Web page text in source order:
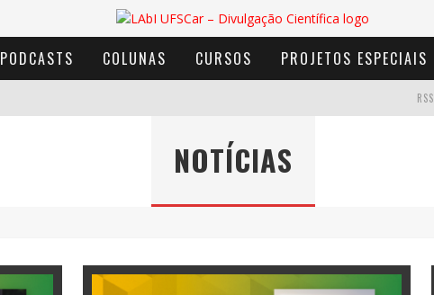
PODCASTS COLUNAS CURSOS PROJETOS ESPECIAIS
AVENTURA COM OS MOINHOS DE VENTO
RSS
NOTÍCIAS